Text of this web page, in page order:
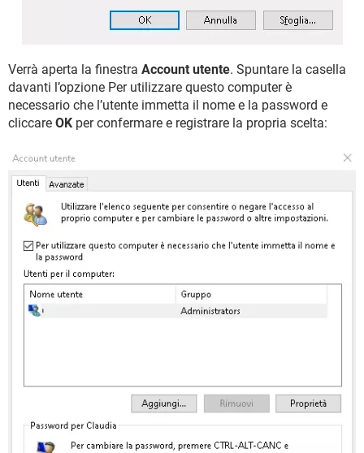
Verrà aperta la finestra Account utente. Spuntare la casella
davanti l’opzione Per utilizzare questo computer è
necessario che l’utente immetta il nome e la password e
cliccare OK per confermare e registrare la propria scelta: